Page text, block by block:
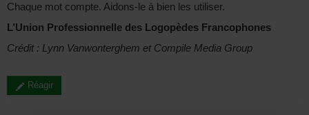
Chaque mot compte. Aidons-le à bien les utiliser.
L’Union Professionnelle des Logopèdes Francophones
Crédit : Lynn Vanwonterghem et Compile Media Group
Réagir